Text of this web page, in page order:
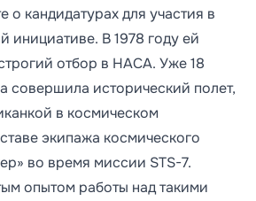
о кандидатурах для участия в
инициативе. В 1978 году ей
отбор в НАСА. Уже 18
совершила исторический полет,
в космическом
экипажа космического
во время миссии STS-7.
опытом работы над такими